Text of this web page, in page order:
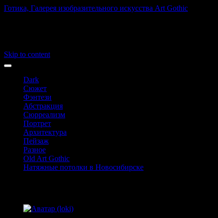
Готика, Галерея изобразительного искусства Art Gothic
Skip to content
Dark
Сюжет
Фэнтези
Абстракция
Сюрреализм
Портрет
Архитектура
Пейзаж
Разное
Old Art Gothic
Натяжные потолки в Новосибирске